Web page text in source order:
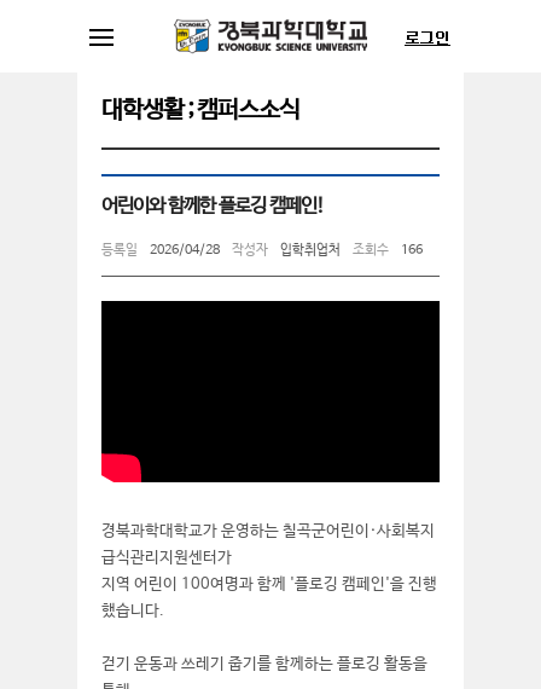
대학생활 ; 캠퍼스소식
어린이와 함께한 플로깅 캠페인!
등록일 2026/04/28 작성자 입학취업처 조회수 166
경북과학대학교가 운영하는 칠곡군어린이·사회복지
급식관리지원센터가
지역 어린이 100여명과 함께 '플로깅 캠페인'을 진행
했습니다.
걷기 운동과 쓰레기 줍기를 함께하는 플로깅 활동을